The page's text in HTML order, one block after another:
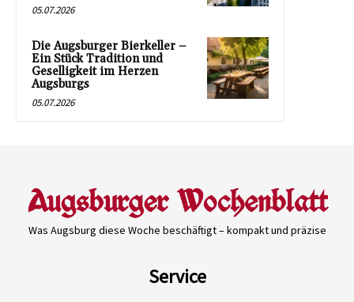
05.07.2026
Die Augsburger Bierkeller –
Ein Stück Tradition und
Geselligkeit im Herzen
Augsburgs
05.07.2026
Was Augsburg diese Woche beschäftigt – kompakt und präzise
Service